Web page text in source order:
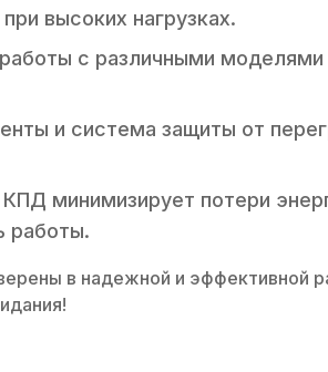
высоких нагрузках.
с различными
и система защиты от
минимизирует потери
работы.
в надежной и эффективной